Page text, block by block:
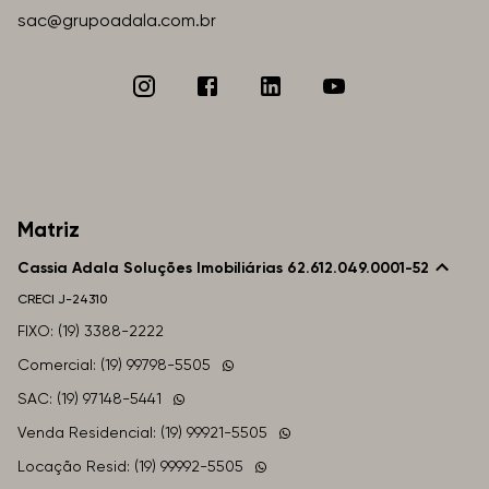
sac@grupoadala.com.br
Matriz
Cassia Adala Soluções Imobiliárias 62.612.049.0001-52
CRECI J-24310
FIXO: (19) 3388-2222
Comercial: (19) 99798-5505
SAC: (19) 97148-5441
Venda Residencial: (19) 99921-5505
Locação Resid: (19) 99992-5505